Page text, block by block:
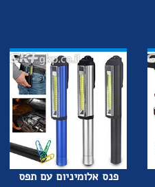
פנס אלומיניום עם תפס